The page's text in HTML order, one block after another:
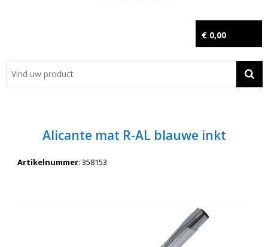
€ 0,00
Contact
Wil je snel een advies? Bel nu 053-7920045 of 06-55731304
Alicante mat R-AL blauwe inkt
Artikelnummer: 358153